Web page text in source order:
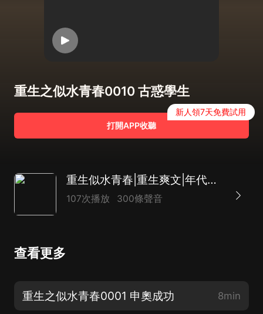
重生之似水青春0010 古惑學生
打開APP收聽
新人領7天免費試用
重生似水青春|重生爽文|年代文|魚人二代|多人有聲劇
107次播放 300條聲音
查看更多
重生之似水青春0001 申奧成功 8min